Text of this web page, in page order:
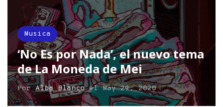
Musica
‘No Es por Nada’, el nuevo tema
de La Moneda de Mei
PorAlba BlancoelMay 29, 2020